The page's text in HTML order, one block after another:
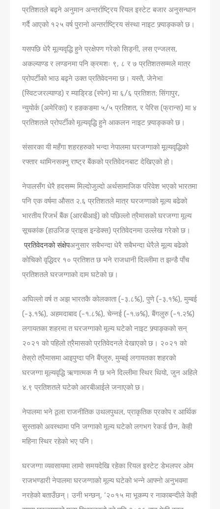
प्रतिशतले बढ्ने अनुमान अन्तर्राष्ट्रिय रियल इस्टेट बजार अनुसन्धान
गर्दै आएको १२५ वर्ष पुरानो अन्तर्राष्ट्रिय संस्था नाइट फ्र्याङ्कको छ।
यसपछि धेरै मूल्यवृद्धि हुने प्रक्षेपण गरेको सिड्नी, लस एन्जलस,
अकल्याण्ड र लण्डनमा पनि क्रमशः ९, ८ र ७ प्रतिशतसम्मले मात्र
प्रोपर्टीको भाउ बढ्ने उक्त प्रतिवेदनमा छ। यस्‍तै, जेनेभा
(स्विटजरल्याण्ड) र म्याड्रिड (स्पेन) मा ६/६ प्रतिशत; सिंगापुर,
न्युयोर्क (अमेरिका) र हङकङमा ५/५ प्रतिशत, र पेरिस (फ्रान्स) मा ४
प्रतिशतले प्रोपर्टीको मूल्यवृद्धि हुने आकलन नाइट फ्र्याङ्कको छ।
संसारका यी महँगा शहरहरुको भन्दा नेपालमा घरजग्गाको मूल्यवृ‌द्धिको
रफ्तार थामिनसक्नु राष्ट्र बैंकको प्रतिवेदनबाट देखिएको हो।
नेपालसँग धेरै हदसम्‍म मिल्दोजुल्दो अर्थसामाजिक परिवेश भएको भारतमा
पनि एक वर्षमा औसत २.६ प्रतिशतले मात्र घरजग्गाको मूल्य बढेको
भारतीय रिजर्भ बैंक (आरबीआई) को पछिल्लो त्रैमासको घरजग्गा मूल्य
सूचकांक (हाउजिङ प्राइस इन्डेक्स) प्रतिवेदनमा उल्लेख गरेको छ।
प्रतिवेदनको संक्षेपअनुसार सबैभन्दा धेरै सबैभन्दा धेरैले मूल्य बढेको
कोचिको वृद्धिदर १० प्रतिशत छ भने राजधानी दिल्लीमा त झन्डै पाँच
प्रतिशतले घरजग्गाको दाम घटेको छ।
अघिल्लो वर्ष त अझ भारतकै कोलकाता (-३.८%), पुणे (-३.१%), मुम्बई
(-३.१%), अहमदाबाद (-१.८%), चेन्नई (-१.७%), बैंगलुरु (-१.२%)
लगायतका शहरमा त घरजग्गाको मूल्य घटेको नाइट फ्र्याङ्कको सन्
२०२१ को पहिलो त्रैमासको प्रतिवेदनले देखाएको छ। २०२१ को
तेस्रो त्रैमासमा आइपुग्दा पनि बैंग्लुरु, मुम्बई लगायतका शहरको
घरजग्गा मूल्यवृद्धि ऋणात्मक नै छ भने दिल्‍लीमा स्थिर थियो, जुन अहिले
४.९ प्रतिशतले घटेको आरबीआईले जनाएको छ।
नेपालमा भने ठूला राजनीतिक उथलपुथल, प्राकृतिक प्रकोप र आर्थिक
सुस्ताको अवस्थामा पनि जग्गाको मूल्य घटेको लगभग रेकर्ड छैन, केही
महिना स्थिर रहेको भए पनि।
घरजग्गा व्यवसायमा लामो समयदेखि रहेका रियल इस्टेट डेभलपर ओम
राजभण्डारी नेपालमा घरजग्गाको मूल्य घटेको भन्ने आफ्नो अनुभवमा
नरहेको बताउँछन्। उनी भन्छन्, ‘२०१५ मा भूकम्प र नाकाबन्दीले केही